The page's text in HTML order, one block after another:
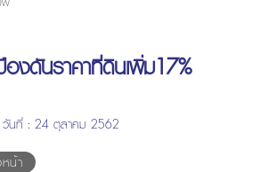
องดันราคาที่ดินเพิ่ม17%
วันที่ : 24 ตุลาคม 2562
น้า